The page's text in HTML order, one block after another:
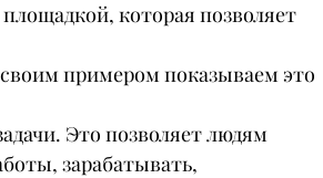
которая позволяет
примером показываем это
Это позволяет людям
зарабатывать,